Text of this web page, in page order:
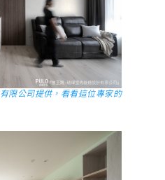
限公司提供，看看這位專家的